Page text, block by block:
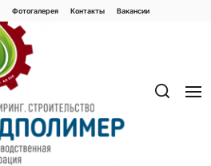
Фотогалерея Контaкты Вакaнсии